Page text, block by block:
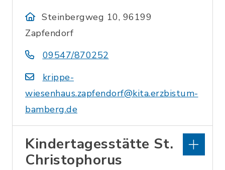
Steinbergweg 10, 96199
Zapfendorf
09547/870252
krippe-
wiesenhaus.zapfendorf@kita.erzbistum-
bamberg.de
Kindertagesstätte St.
Christophorus